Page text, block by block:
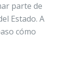
parte de
Estado. A
cómo